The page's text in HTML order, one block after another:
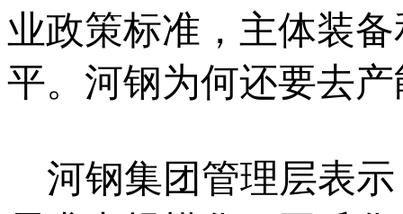
业政策标准，主体装
平。河钢为何还要去
河钢集团管理层表示